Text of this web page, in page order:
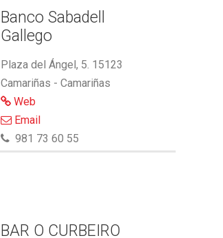
Banco Sabadell
Gallego
Plaza del Ángel, 5. 15123
Camariñas - Camariñas
Web
Email
981 73 60 55
BAR O CURBEIRO